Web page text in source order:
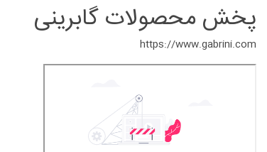
پخش محصولات گابرینی
https://www.gabrini.com